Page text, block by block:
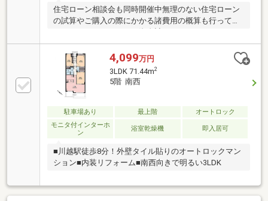
住宅ローン相談会も同時開催中無理のない住宅ローン
の試算やご購入の際にかかる諸費用の概算も行ってお
ります。しっかりとした資金計画のアドバイスをさせ
て頂きますので、お気軽にご相談ください。お客様一
人一人に合わせたライフプランのご提案をさせていた
だきます。資金計画、住宅ローン等についてもお気軽
にご相談ください。お問い合わせ、お待ちしておりま
す。
4,099万円
3LDK 71.44m2
5階 南西
駐車場あり 最上階
オートロック
モニタ付インターホ
ン
浴室乾燥機 即入居可
■川越駅徒歩8分！外壁タイル貼りのオートロックマン
ション■内装リフォーム■南西向きで明るい3LDK